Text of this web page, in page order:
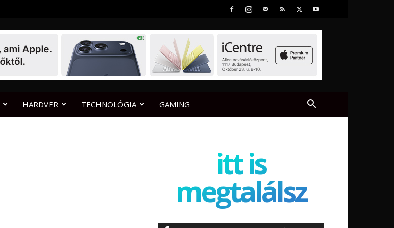
HARDVER TECHNOLÓGIA GAMING
itt is
megtalálsz